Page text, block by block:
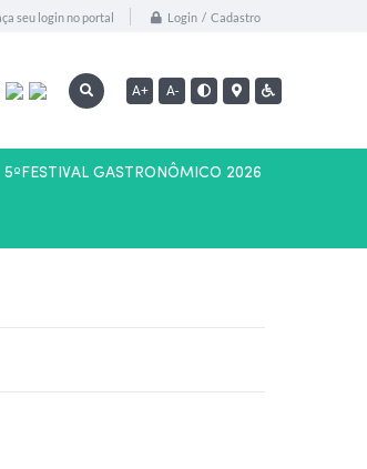
seu login no portal Login / Cadastro
A+ A-
5ºFESTIVAL GASTRONÔMICO 2026